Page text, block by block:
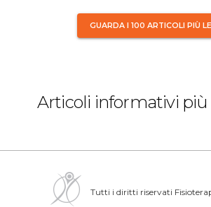
GUARDA I 100 ARTICOLI PIÙ
Articoli informativi
Tutti i diritti riservati